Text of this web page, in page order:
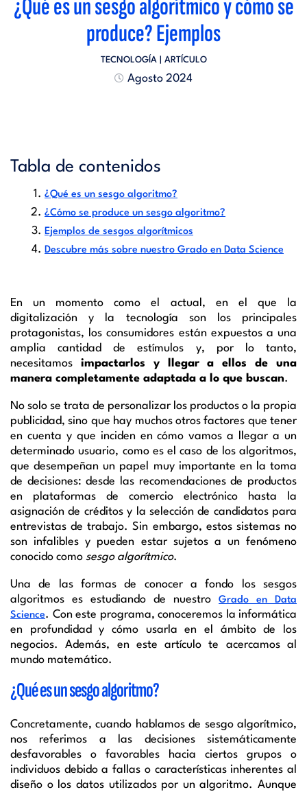
¿Qué es un sesgo algorítmico y cómo se
produce? Ejemplos
TECNOLOGÍA| ARTÍCULO
Agosto 2024
Tabla de contenidos
¿Qué es un sesgo algoritmo?
¿Cómo se produce un sesgo algoritmo?
Ejemplos de sesgos algorítmicos
Descubre más sobre nuestro Grado en Data Science
En un momento como el actual, en el que la
digitalización y la tecnología son los principales
protagonistas, los consumidores están expuestos a una
amplia cantidad de estímulos y, por lo tanto,
necesitamos impactarlos y llegar a ellos de una
manera completamente adaptada a lo que buscan.
No solo se trata de personalizar los productos o la propia
publicidad, sino que hay muchos otros factores que tener
en cuenta y que inciden en cómo vamos a llegar a un
determinado usuario, como es el caso de los algoritmos,
que desempeñan un papel muy importante en la toma
de decisiones: desde las recomendaciones de productos
en plataformas de comercio electrónico hasta la
asignación de créditos y la selección de candidatos para
entrevistas de trabajo. Sin embargo, estos sistemas no
son infalibles y pueden estar sujetos a un fenómeno
conocido como sesgo algorítmico.
Una de las formas de conocer a fondo los sesgos
algoritmos es estudiando de nuestro Grado en Data
Science. Con este programa, conoceremos la informática
en profundidad y cómo usarla en el ámbito de los
negocios. Además, en este artículo te acercamos al
mundo matemático.
¿Qué es un sesgo algoritmo?
Concretamente, cuando hablamos de sesgo algorítmico,
nos referimos a las decisiones sistemáticamente
desfavorables o favorables hacia ciertos grupos o
individuos debido a fallas o características inherentes al
diseño o los datos utilizados por un algoritmo. Aunque